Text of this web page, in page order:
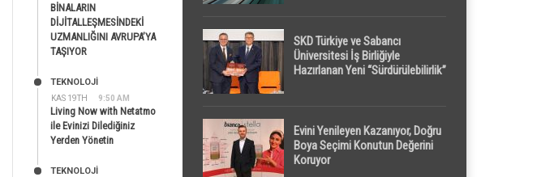
BİNALARIN
DİJİTALLEŞMESİNDEKİ
UZMANLIĞINI AVRUPA’YA
TAŞIYOR
KAS 19TH 9:50 AM
TEKNOLOJİ
Living Now with Netatmo
ile Evinizi Dilediğiniz
Yerden Yönetin
TEKNOLOJİ
SKD Türkiye ve Sabancı
Üniversitesi İş Birliğiyle
Hazırlanan Yeni “Sürdürülebilirlik”
Evini Yenileyen Kazanıyor, Doğru
Boya Seçimi Konutun Değerini
Koruyor